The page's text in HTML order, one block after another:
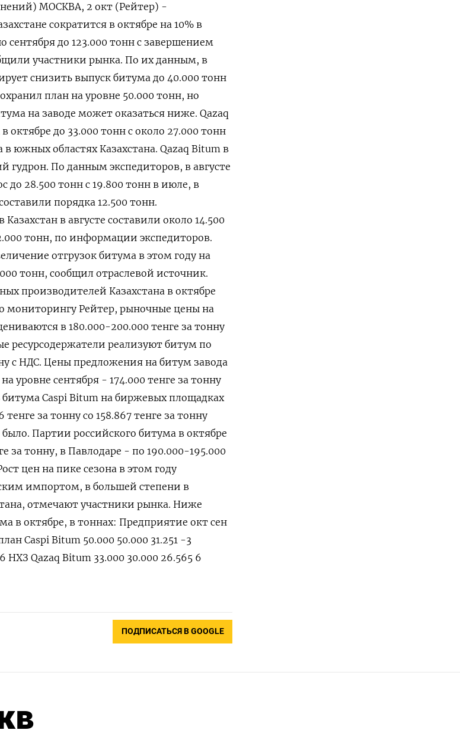
МОСКВА, 2 окт (Рейтер) -
сократится в октябре на 10% в
до 123.000 тонн с завершением
участники рынка. По их данным, в
снизить выпуск битума до 40.000 тонн
план на уровне 50.000 тонн, но
на заводе может оказаться ниже. Qazaq
до 33.000 тонн с около 27.000 тонн
в южных областях Казахстана. Qazaq Bitum в
гудрон. По данным экспедиторов, в августе
до 28.500 тонн с 19.800 тонн в июле, в
порядка 12.500 тонн.
в августе составили около 14.500
тонн, по информации экспедиторов.
отгрузок битума в этом году на
тонн, сообщил отраслевой источник.
производителей Казахстана в октябре
мониторингу Рейтер, рыночные цены на
в 180.000-200.000 тенге за тонну
ресурсодержатели реализуют битум по
с НДС. Цены предложения на битум завода
уровне сентября - 174.000 тенге за тонну
Caspi Bitum на биржевых площадках
за тонну со 158.867 тенге за тонну
Партии российского битума в октябре
за тонну, в Павлодаре - по 190.000-195.000
цен на пике сезона в этом году
импортом, в большей степени в
отмечают участники рынка. Ниже
в октябре, в тоннах: Предприятие окт сен
Caspi Bitum 50.000 50.000 31.251 -3
Qazaq Bitum 33.000 30.000 26.565 6
ПОДПИСАТЬСЯ В GOOGLE